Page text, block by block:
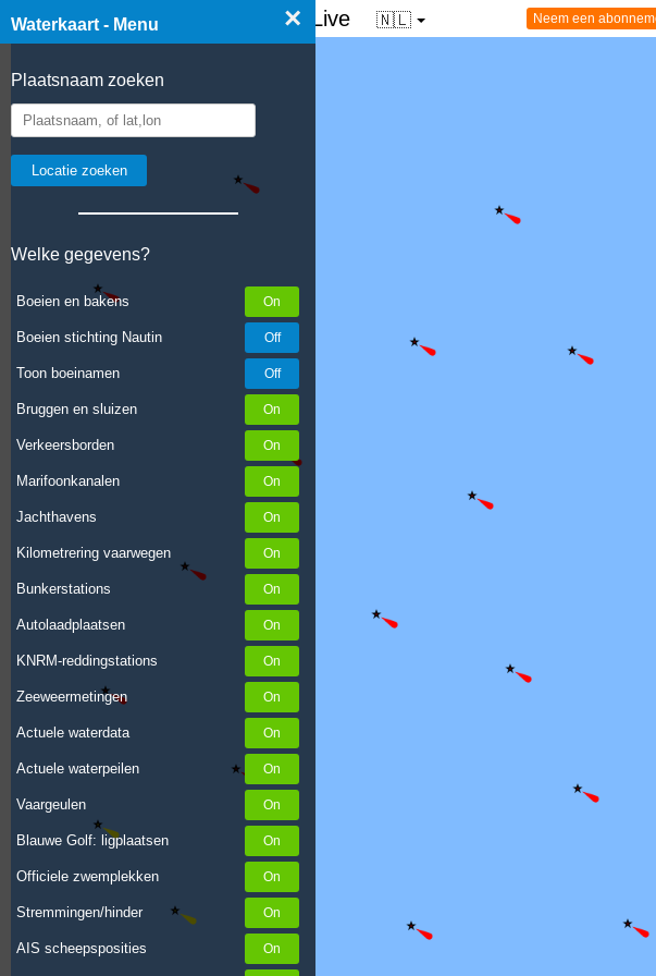
Waterkaart - Menu ×
Plaatsnaam zoeken
Welke gegevens?
Boeien en bakens
Boeien stichting Nautin
Toon boeinamen
Bruggen en sluizen
Verkeersborden
Marifoonkanalen
Jachthavens
Kilometrering vaarwegen
Bunkerstations
Autolaadplaatsen
KNRM-reddingstations
Zeeweermetingen
Actuele waterdata
Actuele waterpeilen
Vaargeulen
Blauwe Golf: ligplaatsen
Officiele zwemplekken
Stremmingen/hinder
AIS scheepsposities
☰ Waterkaart van Nederland - Live 🇳🇱